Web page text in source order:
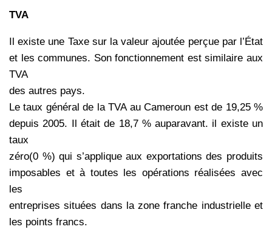
TVA
Il existe une Taxe sur la valeur ajoutée perçue par l’État
et les communes. Son fonctionnement est similaire aux
TVA
des autres pays.
Le taux général de la TVA au Cameroun est de 19,25 %
depuis 2005. Il était de 18,7 % auparavant. il existe un
taux
zéro(0 %) qui s’applique aux exportations des produits
imposables et à toutes les opérations réalisées avec
les
entreprises situées dans la zone franche industrielle et
les points francs.